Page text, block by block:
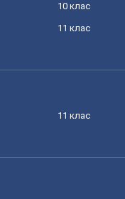
10 клас
11 клас
11 клас